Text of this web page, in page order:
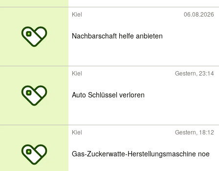
Kiel 06.08.2026
Nachbarschaft helfe anbieten
Kiel Gestern, 23:14
Auto Schlüssel verloren
Kiel Gestern, 18:12
Gas-Zuckerwatte-Herstellungsmaschine noe